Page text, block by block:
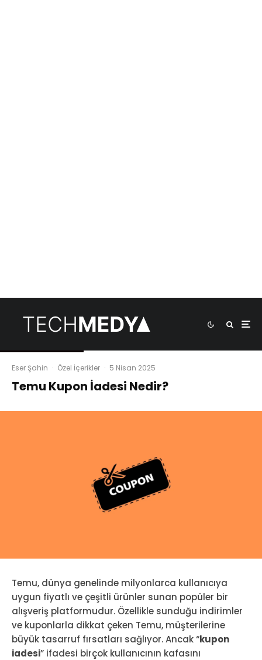
Eser Şahin · Özel İçerikler · 5 Nisan 2025
Temu Kupon İadesi Nedir?
Temu, dünya genelinde milyonlarca kullanıcıya
uygun fiyatlı ve çeşitli ürünler sunan popüler bir
alışveriş platformudur. Özellikle sunduğu indirimler
ve kuponlarla dikkat çeken Temu, müşterilerine
büyük tasarruf fırsatları sağlıyor. Ancak “kupon
iadesi” ifadesi birçok kullanıcının kafasını